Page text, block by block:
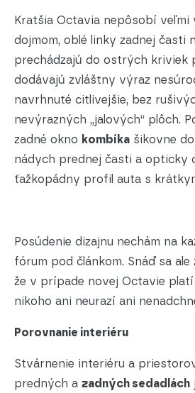
Kratšia Octavia nepôsobí veľmi
dojmom, oblé linky zadnej časti
prechádzajú do ostrých kriviek
dodávajú zvláštny výraz
navrhnuté citlivejšie, bez
nevýrazných „jalových“ plôch.
zadné okno kombíka šikovne
nádych prednej časti a opticky
ťažkopádny profil auta s
Posúdenie dizajnu nechám na
fórum pod článkom. Snáď sa ale
že v prípade novej Octavie platí
nikoho ani neurazí ani
Porovnanie interiéru
Stvárnenie interiéru a
predných a zadných sedadlách